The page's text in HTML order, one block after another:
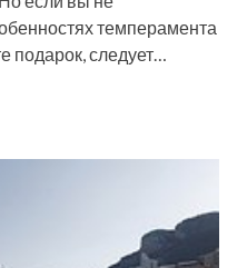
темперамента
подарок, следует…